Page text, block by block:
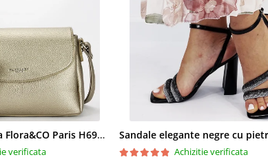
Geanta aurie mica Flora&CO Paris H6930 16
verificata
Achizitie verificata